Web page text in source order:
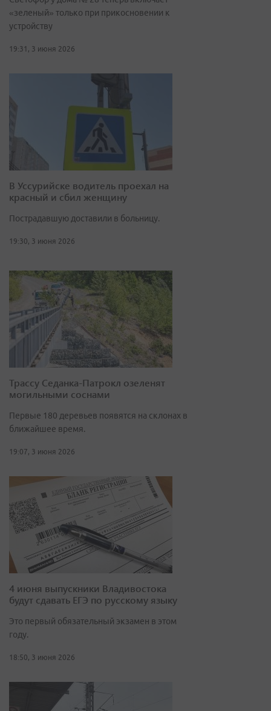
«зеленый» только при прикосновении к
устройству
19:31, 3 июня 2026
В Уссурийске водитель проехал на
красный и сбил женщину
Пострадавшую доставили в больницу.
19:30, 3 июня 2026
Трассу Седанка-Патрокл озеленят
могильными соснами
Первые 180 деревьев появятся на склонах в
ближайшее время.
19:07, 3 июня 2026
4 июня выпускники Владивостока
будут сдавать ЕГЭ по русскому языку
Это первый обязательный экзамен в этом
году.
18:50, 3 июня 2026